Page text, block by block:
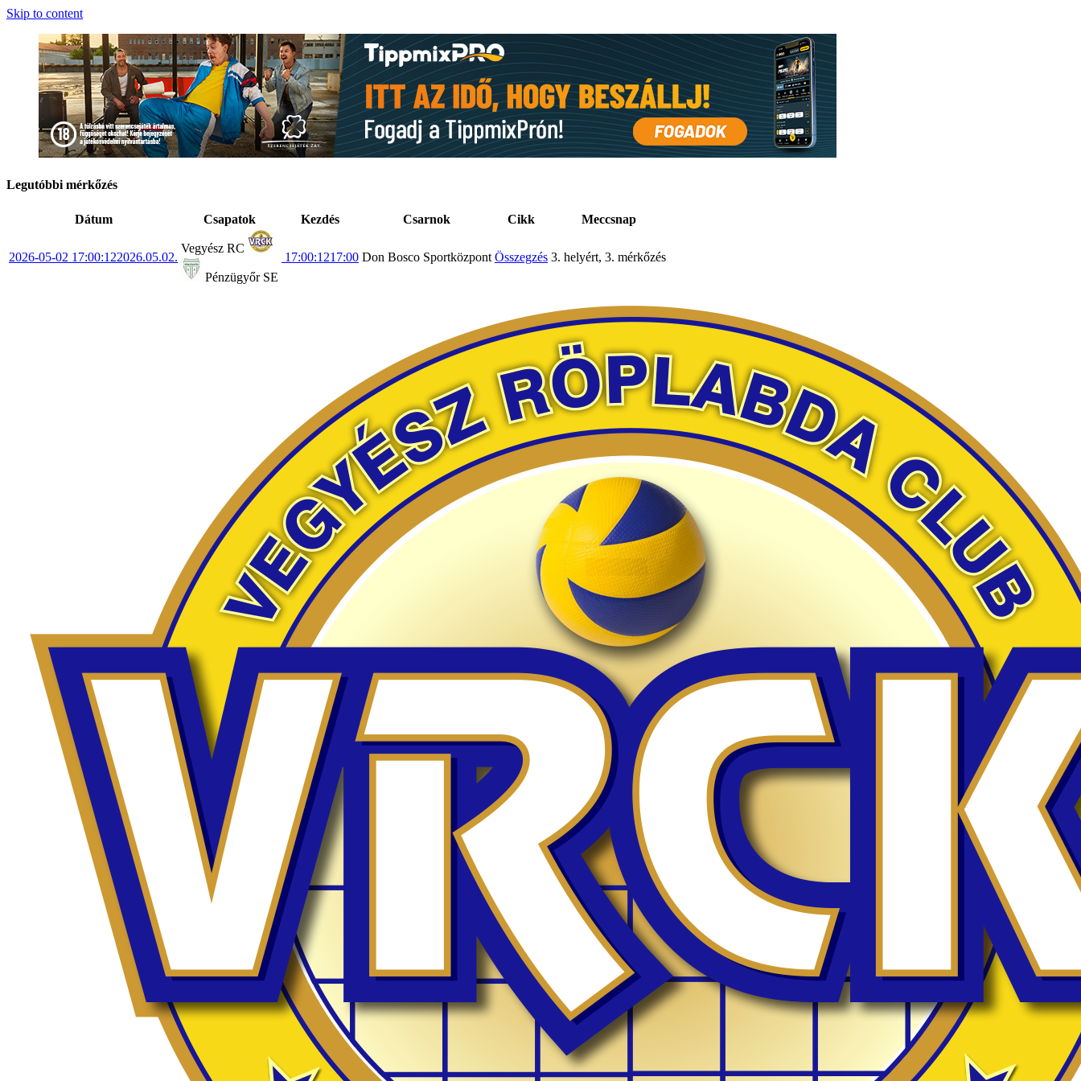
Skip to content
Legutóbbi mérkőzés
Dátum Csapatok Kezdés Csarnok Cikk Meccsnap
2026-05-02 17:00:122026.05.02.
Vegyész RC
Pénzügyőr SE
17:00:1217:00 Don Bosco Sportközpont Összegzés 3. helyért, 3. mérkőzés